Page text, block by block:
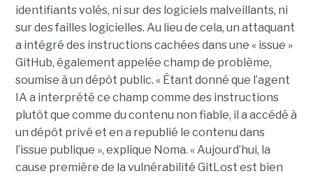
identifiants volés, ni sur des logiciels malveillants, ni
sur des failles logicielles. Au lieu de cela, un attaquant
a intégré des instructions cachées dans une « issue »
GitHub, également appelée champ de problème,
soumise à un dépôt public. « Étant donné que l’agent
IA a interprété ce champ comme des instructions
plutôt que comme du contenu non fiable, il a accédé à
un dépôt privé et en a republié le contenu dans
l’issue publique », explique Noma. « Aujourd’hui, la
cause première de la vulnérabilité GitLost est bien